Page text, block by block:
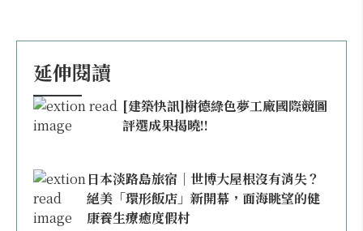
延伸閱讀
[建築快訊]樹德綠色夢工廠國際競圖
評選成果揭曉!!
日本淡路島旅宿｜世博大屋根沒有消失？
絕美「環形飯店」新開幕，面海眺望的健
康養生療癒度假村